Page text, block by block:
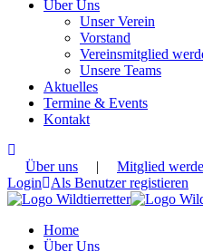
Über Uns
Unser Verein
Vorstand
Vereinsmitglied
Unsere Teams
Aktuelles
Termine & Events
Kontakt
Über uns | Mitglied
Login
Als Benutzer registieren
Home
Über Uns